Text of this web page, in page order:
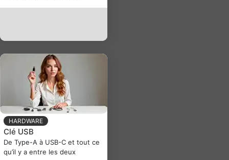
HARDWARE
Clé USB
De Type-A à USB-C et tout ce
qu’il y a entre les deux